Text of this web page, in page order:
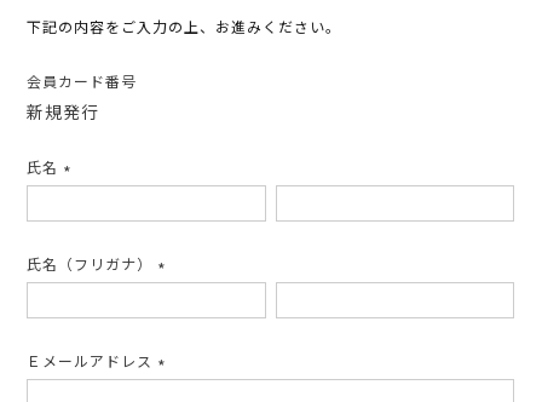
下記の内容をご入力の上、お進みください。
会員カード番号
新規発行
氏名
須)
氏名（フリガナ）
須)
Ｅメールアドレス